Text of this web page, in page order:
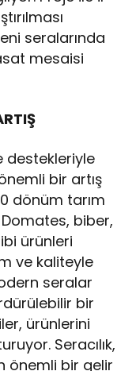
seralarında
mesaisi
destekleriyle
bir artış
dönüm tarım
Domates, biber,
ürünleri
ve kaliteyle
seralar
bir
ürünlerini
Seracılık,
önemli bir gelir